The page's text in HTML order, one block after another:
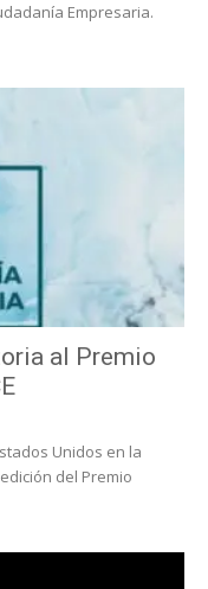
Empresaria.
al Premio
Unidos en la
del Premio